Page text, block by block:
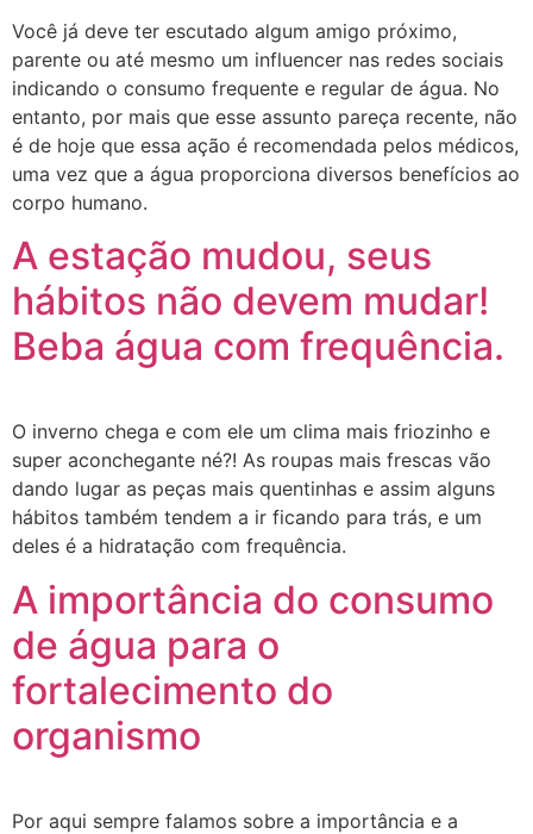
Você já deve ter escutado algum amigo próximo,
parente ou até mesmo um influencer nas redes sociais
indicando o consumo frequente e regular de água. No
entanto, por mais que esse assunto pareça recente, não
é de hoje que essa ação é recomendada pelos médicos,
uma vez que a água proporciona diversos benefícios ao
corpo humano.
A estação mudou, seus
hábitos não devem mudar!
Beba água com frequência.
O inverno chega e com ele um clima mais friozinho e
super aconchegante né?! As roupas mais frescas vão
dando lugar as peças mais quentinhas e assim alguns
hábitos também tendem a ir ficando para trás, e um
deles é a hidratação com frequência.
A importância do consumo
de água para o
fortalecimento do
organismo
Por aqui sempre falamos sobre a importância e a